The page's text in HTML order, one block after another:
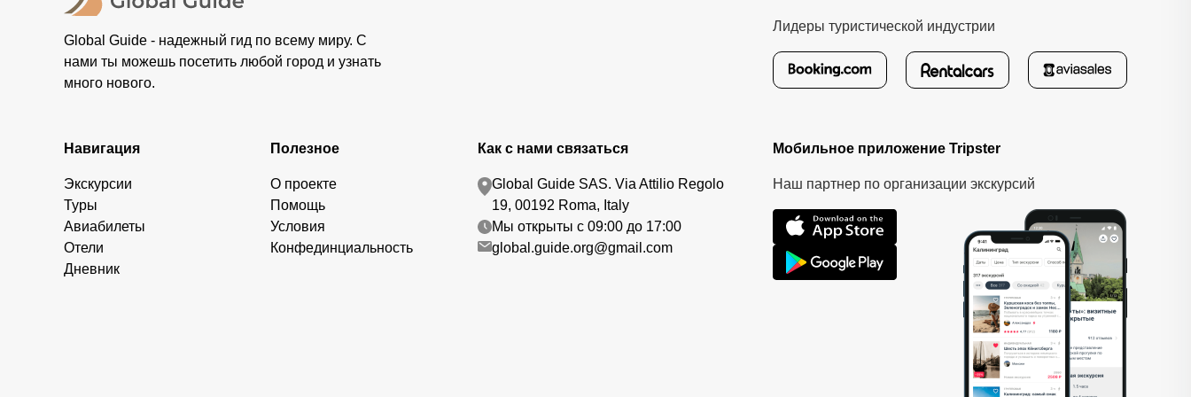
Global Guide - надежный гид по всему миру. С
нами ты можешь посетить любой город и узнать
много нового.
Лидеры туристической индустрии
Навигация
Экскурсии
Туры
Авиабилеты
Отели
Дневник
Полезное
О проекте
Помощь
Условия
Конфединциальность
Как с нами связаться
Global Guide SAS. Via Attilio Regolo
19, 00192 Roma, Italy
Мы открыты с 09:00 до 17:00
global.guide.org@gmail.com
Мобильное приложение Tripster
Наш партнер по организации экскурсий